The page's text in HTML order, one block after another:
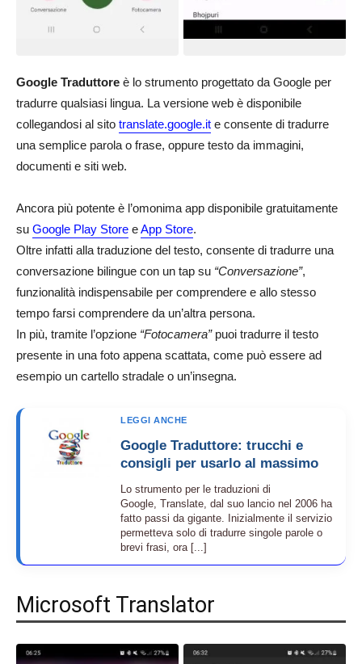
Google Traduttore è lo strumento progettato da Google per
tradurre qualsiasi lingua. La versione web è disponibile
collegandosi al sito translate.google.it e consente di tradurre
una semplice parola o frase, oppure testo da immagini,
documenti e siti web.
Ancora più potente è l’omonima app disponibile gratuitamente
su Google Play Store eApp Store.
Oltre infatti alla traduzione del testo, consente di tradurre una
conversazione bilingue con un tap su “Conversazione”,
funzionalità indispensabile per comprendere e allo stesso
tempo farsi comprendere da un’altra persona.
In più, tramite l’opzione “Fotocamera”puoi tradurre il testo
presente in una foto appena scattata, come può essere ad
esempio un cartello stradale o un’insegna.
LEGGI ANCHE
Google Traduttore: trucchi e
consigli per usarlo al massimo
Lo strumento per le traduzioni di
Google, Translate, dal suo lancio nel 2006 ha
fatto passi da gigante. Inizialmente il servizio
permetteva solo di tradurre singole parole o
brevi frasi, ora [...]
Microsoft Translator